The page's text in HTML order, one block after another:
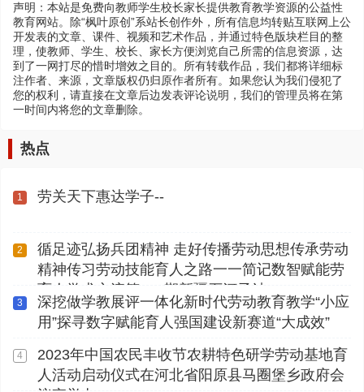
声明：本站是免费向教师学生校长家长提供教育教学资源的公益性
教育网站。除“枫叶原创”系站长创作外，所有信息均转贴互联网上公
开发表的文章、课件、视频和艺术作品，并通过特色版块栏目的整
理，使教师、学生、校长、家长方便浏览自己所需的信息资源，达
到了一网打尽的惜时增效之目的。所有转载作品，我们都将详细标
注作者、来源，文章版权仍归原作者所有。如果您认为我们侵犯了
您的权利，请直接在文章后边发表评论说明，我们的管理员将在第
一时间内将您的文章删除。
热点
1 劳关天下惠达学子--
2
循足迹弘扬兵团精神 走好传播劳动思想传承劳动
精神传习劳动技能育人之路一一简记数智赋能劳
育人学术交流第112期新疆石河子站
3
深挖做学教展评一体化新时代劳动教育教学“小应
用”探寻数字赋能育人强国建设新赛道“大成效”
4
2023年中国农民丰收节农耕特色研学劳动基地育
人活动启动仪式在河北省阳原县马圈堡乡政府会